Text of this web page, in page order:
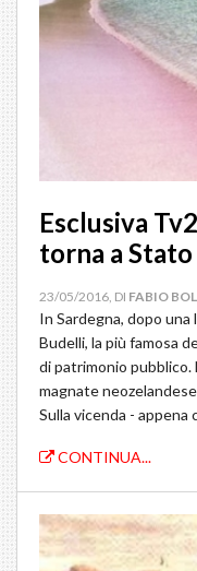
Esclusiva
torna a Stato
23/05/2016, DI FABIO
In Sardegna, dopo
Budelli, la più famosa
di patrimonio pubblico.
magnate
Sulla vicenda - appena
CONTINUA...